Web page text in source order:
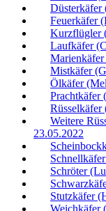
Düsterkäfer
Feuerkäfer
Kurzflügler
Laufkäfer
Marienkäfer
Mistkäfer
Ölkäfer
Prachtkäfer
Rüsselkäfer
Weitere
23.05.2022
Schröter
Stutzkäfer